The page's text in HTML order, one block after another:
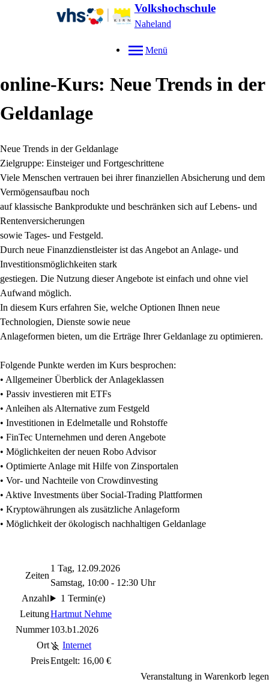
Volkshochschule
Naheland
Menü
online-Kurs: Neue Trends in der
Geldanlage
Neue Trends in der Geldanlage
Zielgruppe: Einsteiger und Fortgeschrittene
Viele Menschen vertrauen bei ihrer finanziellen Absicherung und dem
Vermögensaufbau noch
auf klassische Bankprodukte und beschränken sich auf Lebens- und
Rentenversicherungen
sowie Tages- und Festgeld.
Durch neue Finanzdienstleister ist das Angebot an Anlage- und
Investitionsmöglichkeiten stark
gestiegen. Die Nutzung dieser Angebote ist einfach und ohne viel
Aufwand möglich.
In diesem Kurs erfahren Sie, welche Optionen Ihnen neue
Technologien, Dienste sowie neue
Anlageformen bieten, um die Erträge Ihrer Geldanlage zu optimieren.
Folgende Punkte werden im Kurs besprochen:
• Allgemeiner Überblick der Anlageklassen
• Passiv investieren mit ETFs
• Anleihen als Alternative zum Festgeld
• Investitionen in Edelmetalle und Rohstoffe
• FinTec Unternehmen und deren Angebote
• Möglichkeiten der neuen Robo Advisor
• Optimierte Anlage mit Hilfe von Zinsportalen
• Vor- und Nachteile von Crowdinvesting
• Aktive Investments über Social-Trading Plattformen
• Kryptowährungen als zusätzliche Anlageform
• Möglichkeit der ökologisch nachhaltigen Geldanlage
Zeiten
1 Tag, 12.09.2026
Samstag, 10:00 - 12:30 Uhr
Anzahl
1 Termin(e)
LeitungHartmut Nehme
Nummer103.b1.2026
Ort
Internet
PreisEntgelt: 16,00 €
Veranstaltung in Warenkorb legen